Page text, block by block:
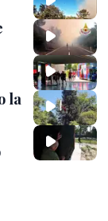
la